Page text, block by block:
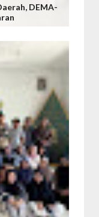
DEMA-